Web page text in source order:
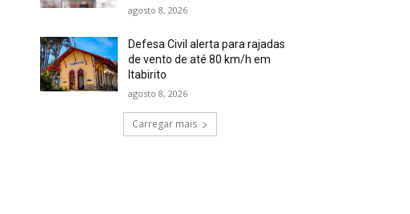
agosto 8, 2026
Defesa Civil alerta para rajadas
de vento de até 80 km/h em
Itabirito
agosto 8, 2026
Carregar mais